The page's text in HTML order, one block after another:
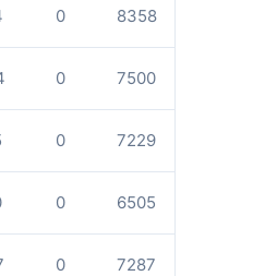
0 8358
0 7500
0 7229
0 6505
0 7287